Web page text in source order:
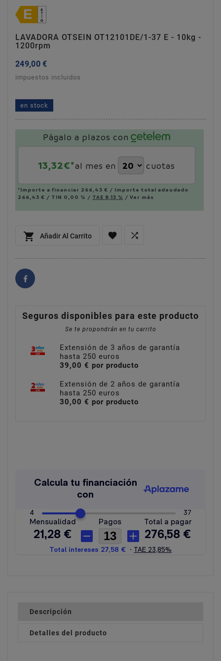
LAVADORA OTSEIN OT12101DE/1-37 E - 10kg -
1200rpm
249,00 €
impuestos incluidos
en stock
Págalo a plazos con
13,32€*al mes en cuotas
*Importe a financiar 266,43 € / Importe total adeudado
266,43 € / TIN 0,00 % / TAE 8,13 % / Ver más
 Añadir Al Carrito  
Seguros disponibles para este producto
Se te propondrán en tu carrito
Extensión de 3 años de garantía
hasta 250 euros
39,00 € por producto
Extensión de 2 años de garantía
hasta 250 euros
30,00 € por producto
Descripción
Detalles del producto